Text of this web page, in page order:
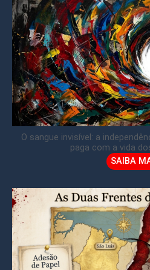
O sangue invisível: a
paga com a vida
SAIBA